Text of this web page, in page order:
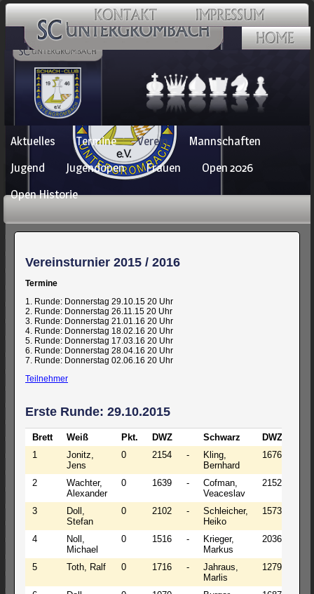
Navigation
überspringen
Aktuelles Termine Verein
Mannschaften
Jugend
Jugendopen Frauen
Open 2026
Open Historie
Vereinsturnier 2015 / 2016
Termine
1. Runde: Donnerstag 29.10.15 20 Uhr
2. Runde: Donnerstag 26.11.15 20 Uhr
3. Runde: Donnerstag 21.01.16 20 Uhr
4. Runde: Donnerstag 18.02.16 20 Uhr
5. Runde: Donnerstag 17.03.16 20 Uhr
6. Runde: Donnerstag 28.04.16 20 Uhr
7. Runde: Donnerstag 02.06.16 20 Uhr
Teilnehmer
Erste Runde: 29.10.2015
Brett Weiß Pkt. DWZ Schwarz DWZ
1
Jonitz,
Jens
0 2154 -
Kling,
Bernhard
1676
2
Wachter,
Alexander
0 1639 -
Cofman,
Veaceslav
2152
3
Doll,
Stefan
0 2102 -
Schleicher,
Heiko
1573
4
Noll,
Michael
0 1516 -
Krieger,
Markus
2036
5 Toth, Ralf 0 1716 -
Jahraus,
Marlis
1279